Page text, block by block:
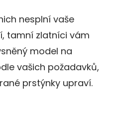
nesplní vaše
tamní zlatníci vám
model na
vašich požadavků,
prstýnky upraví.